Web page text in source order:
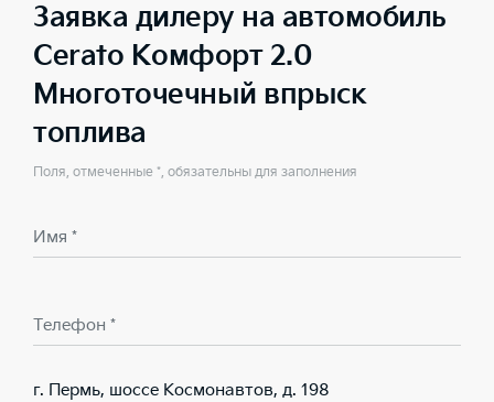
Заявка дилеру на автомобиль
Cerato Комфорт 2.0
Многоточечный впрыск
топлива
Поля, отмеченные *, обязательны для заполнения
Имя *
Телефон *
г. Пермь, шоссе Космонавтов, д. 198